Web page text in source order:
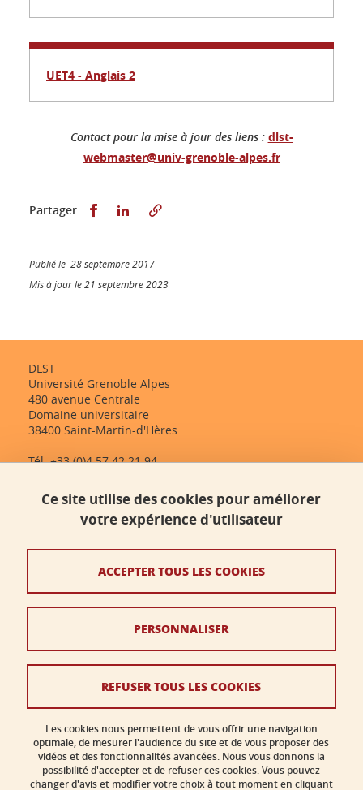
UET4 - Anglais 2
Contact pour la mise à jour des liens : dlst-
webmaster@univ-grenoble-alpes.fr
Partager Partager sur Facebook
Partager sur LinkedIn
Publié le 28 septembre 2017
Mis à jour le 21 septembre 2023
DLST
Université Grenoble Alpes
480 avenue Centrale
Domaine universitaire
38400 Saint-Martin-d'Hères
Tél. +33 (0)4 57 42 21 94
Crédits
Données personnelles
Politique des cookies
Gestion des cookies
Accessibilité : non conforme
Ce site utilise des cookies pour améliorer
votre expérience d'utilisateur
Les cookies nous permettent de vous offrir une navigation
optimale, de mesurer l'audience du site et de vous proposer des
vidéos et des fonctionnalités avancées. Nous vous donnons la
possibilité d'accepter et de refuser ces cookies. Vous pouvez
changer d'avis et modifier votre choix à tout moment en cliquant
ACCEPTER TOUS LES COOKIES
REFUSER TOUS LES COOKIES
PERSONNALISER